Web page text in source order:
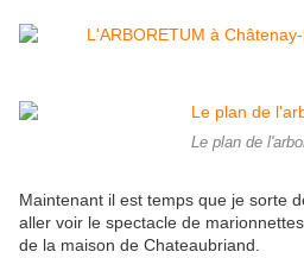
Le plan de
Maintenant il est temps que je sorte
aller voir le spectacle de
de la maison de Chateaubriand.